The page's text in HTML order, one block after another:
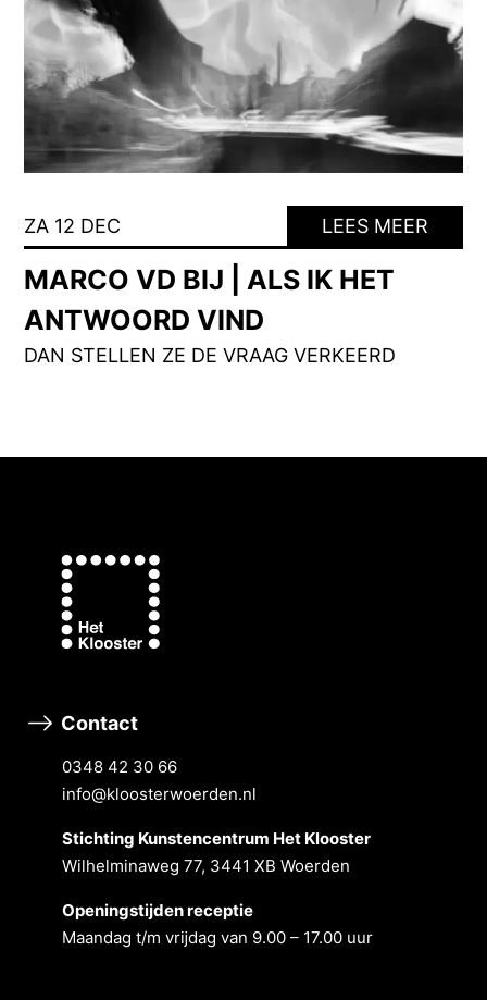
ZA 12 DEC LEES MEER
MARCO VD BIJ | ALS IK HET
ANTWOORD VIND
DAN STELLEN ZE DE VRAAG VERKEERD
Contact
0348 42 30 66
info@kloosterwoerden.nl
Stichting Kunstencentrum Het Klooster
Wilhelminaweg 77, 3441 XB Woerden
Openingstĳden receptie
Maandag t/m vrĳdag van 9.00 – 17.00 uur